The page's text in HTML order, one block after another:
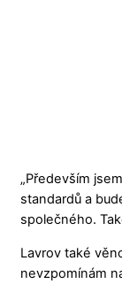
„Především
standardů a
společného.
Lavrov také
nevzpomínám